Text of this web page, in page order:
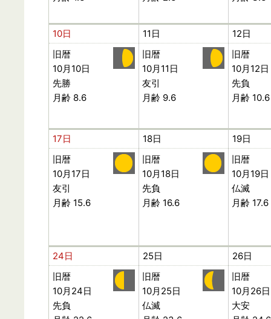
10日 11日
12日
旧暦
10月10日
先勝
月齢 8.6
旧暦
10月11日
友引
月齢 9.6
旧暦
10月12日
先負
月齢 10.6
17日 18日
19日
旧暦
10月17日
友引
月齢 15.6
旧暦
10月18日
先負
月齢 16.6
旧暦
10月19日
仏滅
月齢 17.6
24日 25日
26日
旧暦
10月24日
先負
旧暦
10月25日
仏滅
旧暦
10月26日
大安